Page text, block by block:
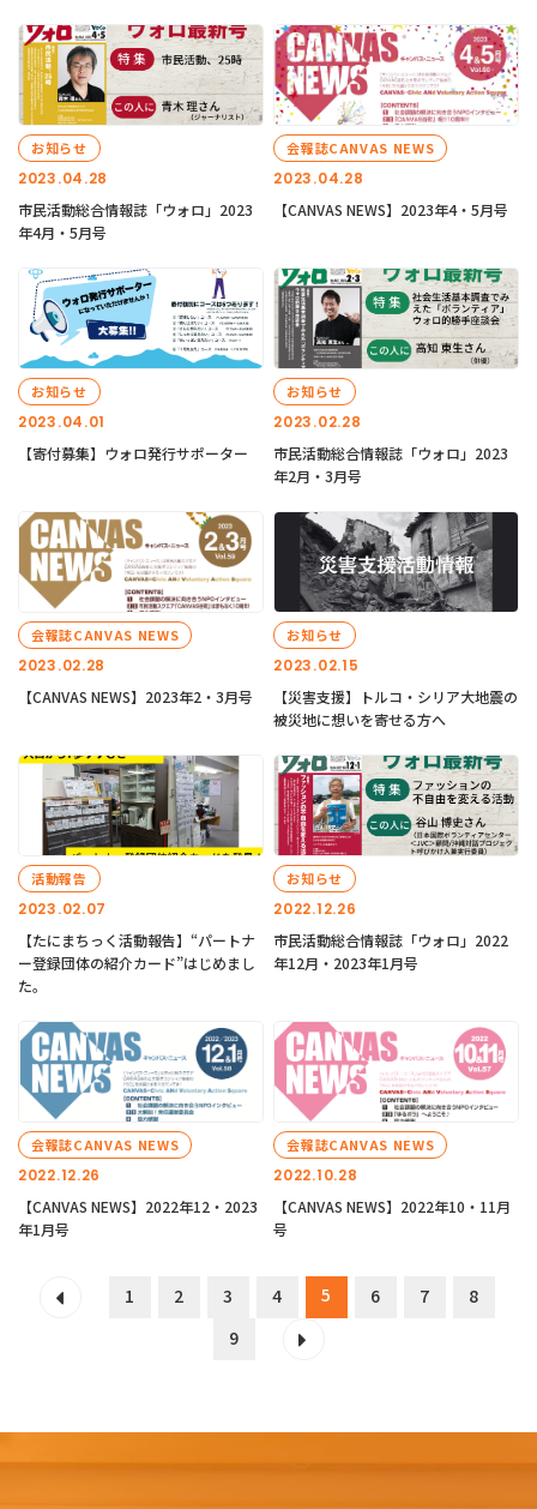
2023.04.28
お知らせ
市民活動総合情報誌「ウォロ」2023
年4月・5月号
2023.04.28
会報誌CANVAS NEWS
【CANVAS NEWS】2023年4・5月号
2023.04.01
お知らせ
【寄付募集】ウォロ発行サポーター
2023.02.28
お知らせ
市民活動総合情報誌「ウォロ」2023
年2月・3月号
2023.02.28
会報誌CANVAS NEWS
【CANVAS NEWS】2023年2・3月号
2023.02.15
お知らせ
【災害支援】トルコ・シリア大地震の
被災地に想いを寄せる方へ
2023.02.07
活動報告
【たにまちっく活動報告】“パートナ
ー登録団体の紹介カード”はじめまし
た。
2022.12.26
お知らせ
市民活動総合情報誌「ウォロ」2022
年12月・2023年1月号
2022.12.26
会報誌CANVAS NEWS
【CANVAS NEWS】2022年12・2023
年1月号
2022.10.28
会報誌CANVAS NEWS
【CANVAS NEWS】2022年10・11月
号
1 2 3 4 5 6 7
8
9